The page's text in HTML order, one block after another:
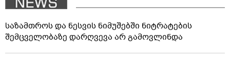
საზამთროს და ნესვის ნიმუშებში ნიტრატების
შემცველობაზე დარღვევა არ გამოვლინდა